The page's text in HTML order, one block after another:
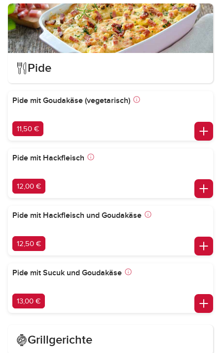
Pide
Pide mit Goudakäse (vegetarisch)
11,50 €
Pide mit Hackfleisch
12,00 €
Pide mit Hackfleisch und Goudakäse
12,50 €
Pide mit Sucuk und Goudakäse
13,00 €
Grillgerichte